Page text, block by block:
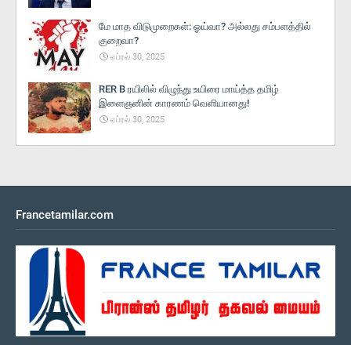
மே மாத விடுமுறைகள்: ஓய்வா? அல்லது சம்பளத்தில்
குறைவா?
ஏப்ரல் 30, 2025
RER B ரயிலில் விழுந்து உயிரை மாய்த்த தமிழ்
இளைஞனின் காரணம் வெளியானது!
ஏப்ரல் 30, 2025
Francetamilar.com